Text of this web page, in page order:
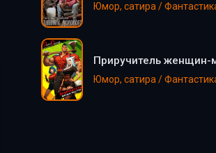
Приручитель женщин-